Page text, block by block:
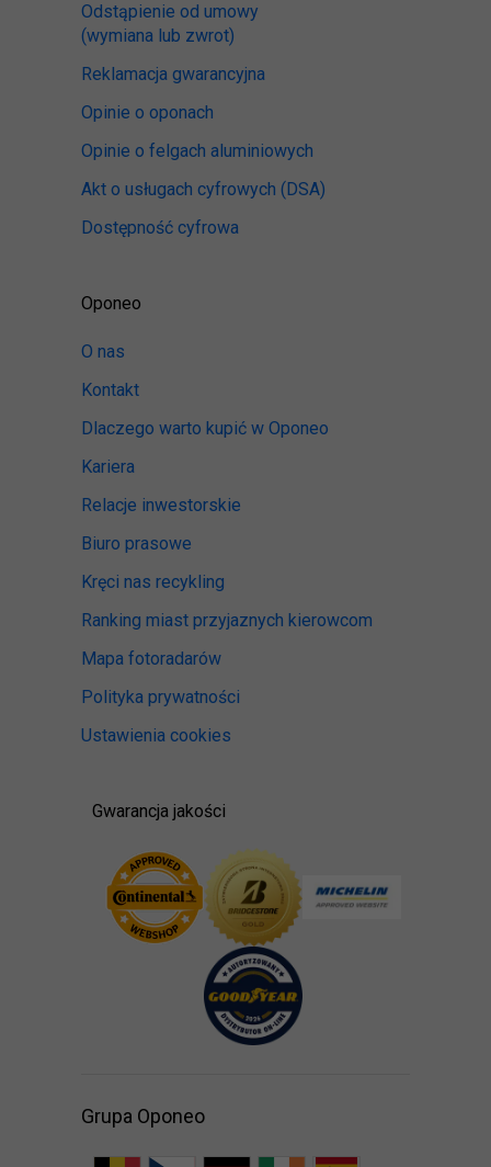
Odstąpienie od umowy
(wymiana lub zwrot)
Reklamacja gwarancyjna
Opinie o oponach
Opinie o felgach aluminiowych
Akt o usługach cyfrowych (DSA)
Dostępność cyfrowa
Oponeo
O nas
Kontakt
Dlaczego warto kupić w Oponeo
Kariera
Relacje inwestorskie
Biuro prasowe
Kręci nas recykling
Ranking miast przyjaznych kierowcom
Mapa fotoradarów
Polityka prywatności
Ustawienia cookies
Gwarancja jakości
Grupa Oponeo